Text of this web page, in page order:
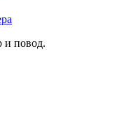
и повод.